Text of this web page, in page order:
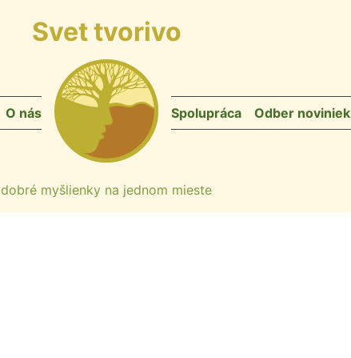
Svet tvorivo
O nás Spolupráca Odber noviniek
dobré myšlienky na jednom mieste